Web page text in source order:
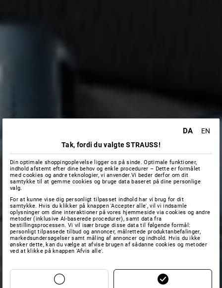
DA
EN
Tak, fordi du valgte STRAUSS!
Din optimale shoppingoplevelse ligger os på sinde. Optimale funktioner,
indhold afstemt efter dine behov og enkle procedurer – Dette er formålet
med cookies og andre teknologier, vi anvender.Vi beder derfor om dit
samtykke til at gemme cookies og bruge data baseret på dine personlige
valg.
For at kunne vise dig personligt tilpasset indhold har vi brug for dit
samtykke. Hvis du klikker på knappen 'Accepter alle', vil vi indsamle
oplysninger om dine interaktioner på vores hjemmeside via cookies og andre
metoder (inklusive AI-baserede procedurer), samt data fra
bestillingsprocessen. Vi vil især bruge disse data til følgende formål:
personligt tilpassede tilbud og annoncer, målrettede produktanbefalinger,
markedsundersøgelser samt måling af annoncer og indhold. Hvis du ikke
ønsker dette, kan du vælge at afvise brugen af sådanne cookies og metoder
ved at klikke på knappen 'Afvis alle'.